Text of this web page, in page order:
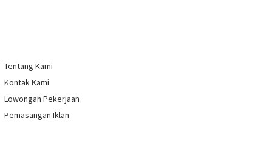
Tentang Kami
Kontak Kami
Lowongan Pekerjaan
Pemasangan Iklan